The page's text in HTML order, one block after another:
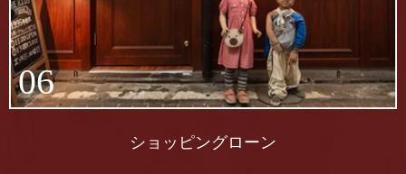
06
ショッピングローン